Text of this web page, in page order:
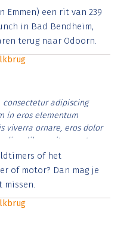
cursus id rutrum lorem
tristique posuere.
Emmen) een rit van 239
in Bad Bendheim,
terug naar Odoorn.
adipiscing
in eros elementum
viverra ornare, eros dolor
diam libero vitae erat.
cursus id rutrum lorem
risus tristique posuere.
of het
of motor? Dan mag je